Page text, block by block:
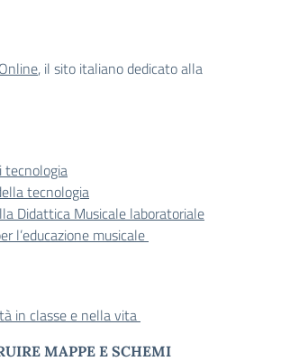
, il sito italiano dedicato alla
tecnologia
tecnologia
Didattica Musicale laboratoriale
l’educazione musicale
in classe e nella vita
MAPPE E SCHEMI